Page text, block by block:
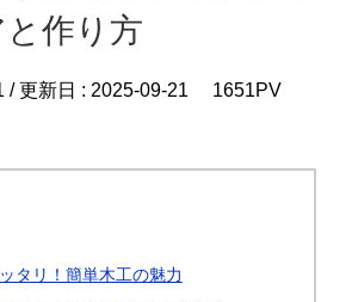
作り方
/ 更新日 : 2025-09-21 1651PV
タリ！簡単木工の魅力